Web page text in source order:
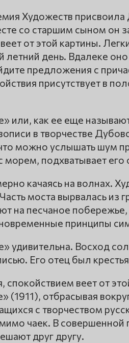
Художеств
со старшим сыном он
от этой картины.
летний день. Вдалеке
предложения с
присутствует в
или, как ее еще
в творчестве
можно услышать шум
подхватывает его
качаясь на волнах.
моста вырвалась из
на песчаное
принципы
удивительна. Восход
Его отец был
спокойствием веет от
(1911), отбрасывая
с творчеством
чаек. В совершенной
друг другу.